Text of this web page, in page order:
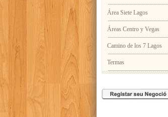
Área Siete Lagos
Áreas Centro y Vegas
Camino de los 7 Lagos
Termas